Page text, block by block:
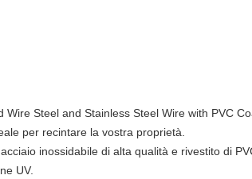
Wire Steel and Stainless Steel Wire with PVC
per recintare la vostra proprietà.
inossidabile di alta qualità e rivestito di
UV.